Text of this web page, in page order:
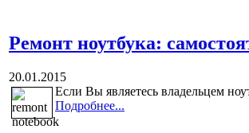
Ремонт ноутбука:
20.01.2015
Если Вы являетесь владельцем
Подробнее...